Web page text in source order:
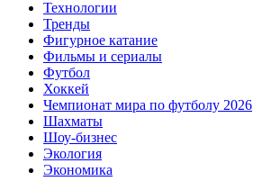
Технологии
Тренды
Фигурное катание
Фильмы и сериалы
Футбол
Хоккей
Чемпионат мира по футболу 2026
Шахматы
Шоу-бизнес
Экология
Экономика